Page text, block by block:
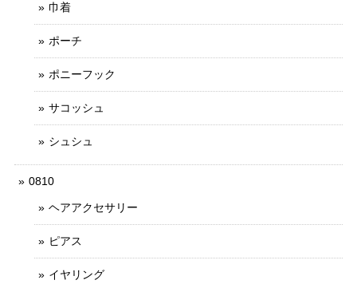
巾着
ポーチ
ポニーフック
サコッシュ
シュシュ
0810
ヘアアクセサリー
ピアス
イヤリング